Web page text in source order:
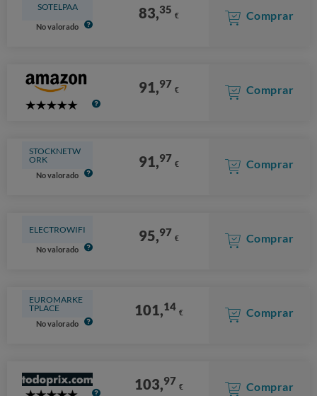
SOTELPAA
No valorado
83,35 € Comprar
5
91,97 € Comprar
STOCKNETW
ORK
No valorado
91,97 € Comprar
ELECTROWIFI
No valorado
95,97 € Comprar
EUROMARKE
TPLACE
No valorado
101,14 € Comprar
103,97 € Comprar